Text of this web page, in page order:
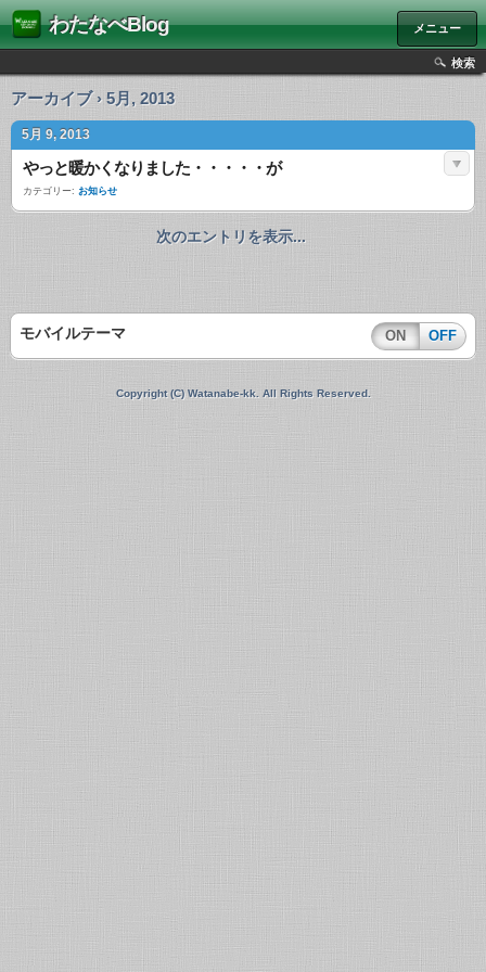
わたなべBlog メニュー
検索
アーカイブ › 5月, 2013
5月 9, 2013
やっと暖かくなりました・・・・・が
カテゴリー: お知らせ
次のエントリを表示...
モバイルテーマ ON OFF
Copyright (C) Watanabe-kk. All Rights Reserved.